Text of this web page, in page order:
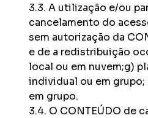
3.3. A utilização e/ou
cancelamento do
sem autorização da
e de a redistribuição
local ou em nuvem;g)
individual ou em
em grupo.
3.4. O CONTEÚDO de